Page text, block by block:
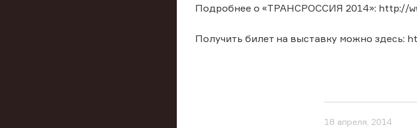
Подробнее о «ТРАНСРОССИЯ 2014»: http://
Получить билет на выставку можно здесь:
18 апреля, 2014